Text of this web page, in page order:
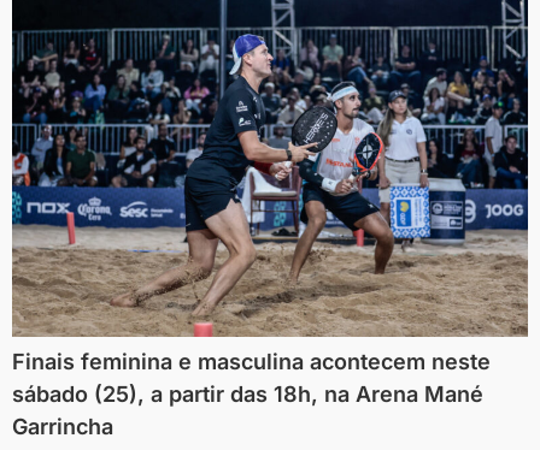
Finais feminina e masculina acontecem neste
sábado (25), a partir das 18h, na Arena Mané
Garrincha